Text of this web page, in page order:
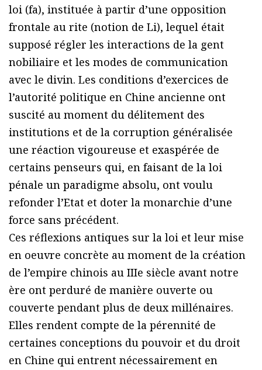
loi (fa), instituée à partir d’une opposition
frontale au rite (notion de Li), lequel était
supposé régler les interactions de la gent
nobiliaire et les modes de communication
avec le divin. Les conditions d’exercices de
l’autorité politique en Chine ancienne ont
suscité au moment du délitement des
institutions et de la corruption généralisée
une réaction vigoureuse et exaspérée de
certains penseurs qui, en faisant de la loi
pénale un paradigme absolu, ont voulu
refonder l’Etat et doter la monarchie d’une
force sans précédent.
Ces réflexions antiques sur la loi et leur mise
en oeuvre concrète au moment de la création
de l’empire chinois au IIIe siècle avant notre
ère ont perduré de manière ouverte ou
couverte pendant plus de deux millénaires.
Elles rendent compte de la pérennité de
certaines conceptions du pouvoir et du droit
en Chine qui entrent nécessairement en